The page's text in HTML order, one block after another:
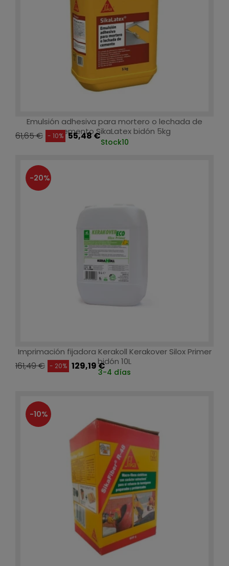
Emulsión adhesiva para mortero o lechada de
cemento SikaLatex bidón 5kg
61,65 € - 10% 55,48 €
Stock10
-20%
Imprimación fijadora Kerakoll Kerakover Silox Primer
bidón 10L
161,49 € - 20% 129,19 €
3-4 días
-10%